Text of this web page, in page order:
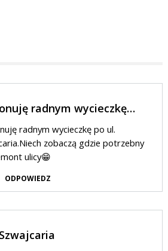
radnym wycieczkę…
radnym wycieczkę po ul.
zobaczą gdzie potrzebny
ulicy😁
ODPOWIEDZ
Szwajcaria